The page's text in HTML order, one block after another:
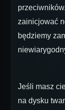
zainicjować
będziemy
Jeśli masz
na dysku